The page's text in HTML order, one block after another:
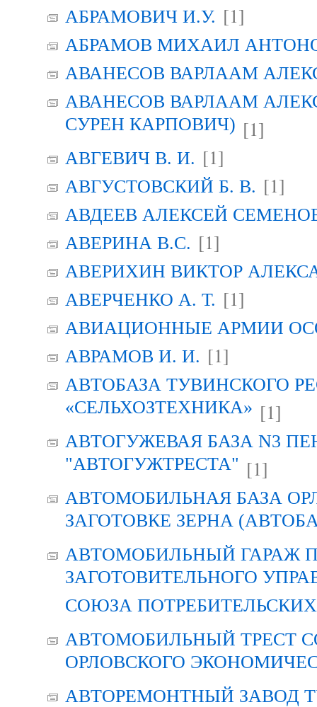
АБРАМОВИЧ И.У. [1]
АБРАМОВ МИХАИЛ
АВАНЕСОВ ВАРЛААМ
АВАНЕСОВ ВАРЛААМ
СУРЕН КАРПОВИЧ) [1]
АВГЕВИЧ В. И. [1]
АВГУСТОВСКИЙ Б. В. [1]
АВДЕЕВ АЛЕКСЕЙ
АВЕРИНА B.C. [1]
АВЕРИХИН ВИКТОР
АВЕРЧЕНКО А. Т. [1]
АВИАЦИОННЫЕ АРМИИ
АВРАМОВ И. И. [1]
АВТОБАЗА ТУВИНСКОГО
«СЕЛЬХОЗТЕХНИКА» [1]
АВТОГУЖЕВАЯ БАЗА N3
"АВТОГУЖТРЕСТА" [1]
АВТОМОБИЛЬНАЯ БАЗА
ЗАГОТОВКЕ ЗЕРНА
АВТОМОБИЛЬНЫЙ ГАРАЖ
ЗАГОТОВИТЕЛЬНОГО
СОЮЗА
АВТОМОБИЛЬНЫЙ ТРЕСТ
ОРЛОВСКОГО
АВТОРЕМОНТНЫЙ ЗАВОД